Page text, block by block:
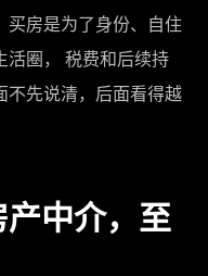
买房是为了身份、自住
活圈， 税费和后续持
不先说清，后面看得越
中介，至